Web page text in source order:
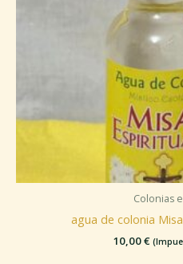
Colonias
agua de colonia
10,00€